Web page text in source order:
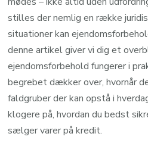
stilles der nemlig en række
situationer kan
denne artikel giver vi dig et
ejendomsforbehold fungerer i
begrebet dækker over, hvornår
faldgruber der kan opstå i
klogere på, hvordan du bedst
sælger varer på kredit.